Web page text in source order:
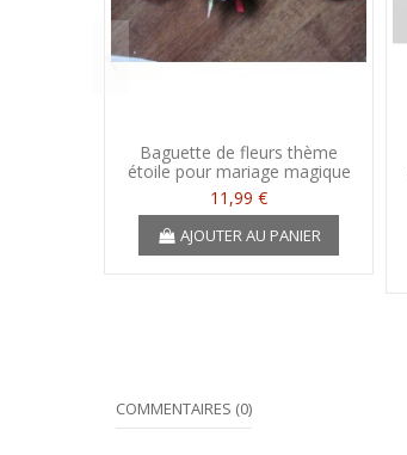
Baguette de fleurs thème
étoile pour mariage magique
11,99 €
AJOUTER AU PANIER
COMMENTAIRES (0)